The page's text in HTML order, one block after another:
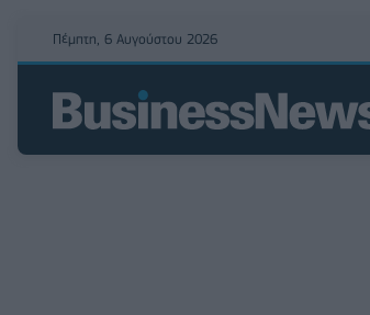
Πέμπτη, 6 Αυγούστου 2026